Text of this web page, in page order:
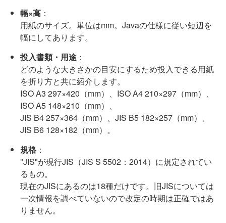
幅×高 ：
用紙のサイズ。単位はmm。Javaの仕様に従い短辺を
幅にしてあります。
投入書類・用途 ：
どのような大きさかの目安にするため投入できる用紙
を折り方と共に紹介します。
ISO A3 297×420（mm）、ISO A4 210×297（mm）、
ISO A5 148×210（mm）、
JIS B4 257×364（mm）、JIS B5 182×257（mm）、
JIS B6 128×182（mm）。
規格 ：
"JIS"が現行JIS（JIS S 5502：2014）に規定されてい
るもの。
現在のJISにあるのは18種だけです。旧JISについては
一次情報を調べていないので改定の時期は正確ではあ
りません。